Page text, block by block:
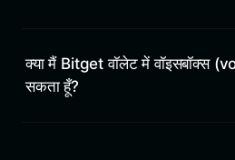
क्या मैं Bitget वॉलेट में वॉइसबॉक्स
सकता हूँ?